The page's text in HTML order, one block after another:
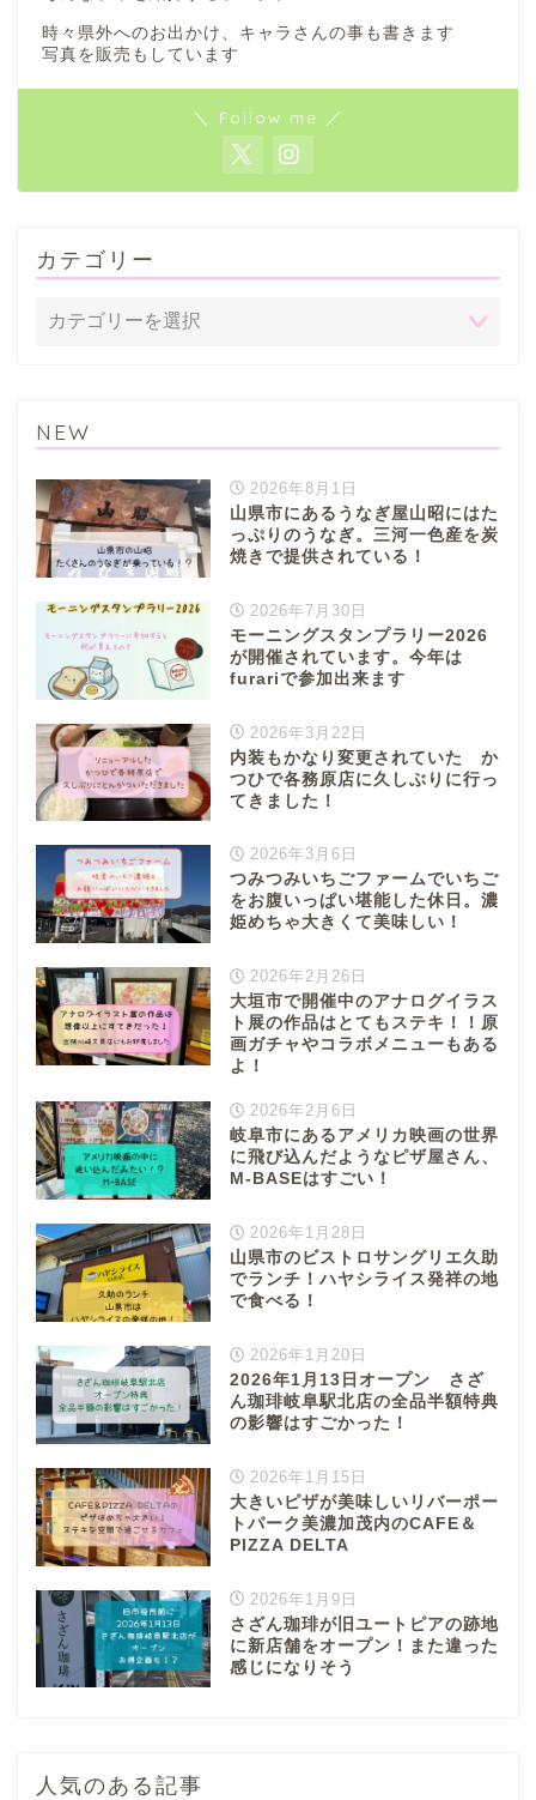
時々県外へのお出かけ、キャラさんの事も書きます
写真を販売もしています
＼ Follow me ／
カテゴリー
NEW
2026年8月1日
山県市にあるうなぎ屋山昭にはた
っぷりのうなぎ。三河一色産を炭
焼きで提供されている！
2026年7月30日
モーニングスタンプラリー2026
が開催されています。今年は
furariで参加出来ます
2026年3月22日
内装もかなり変更されていた か
つひで各務原店に久しぶりに行っ
てきました！
2026年3月6日
つみつみいちごファームでいちご
をお腹いっぱい堪能した休日。濃
姫めちゃ大きくて美味しい！
2026年2月26日
大垣市で開催中のアナログイラス
ト展の作品はとてもステキ！！原
画ガチャやコラボメニューもある
よ！
2026年2月6日
岐阜市にあるアメリカ映画の世界
に飛び込んだようなピザ屋さん、
M-BASEはすごい！
2026年1月28日
山県市のビストロサングリエ久助
でランチ！ハヤシライス発祥の地
で食べる！
2026年1月20日
2026年1月13日オープン さざ
ん珈琲岐阜駅北店の全品半額特典
の影響はすごかった！
2026年1月15日
大きいピザが美味しいリバーポー
トパーク美濃加茂内のCAFE＆
PIZZA DELTA
2026年1月9日
さざん珈琲が旧ユートピアの跡地
に新店舗をオープン！また違った
感じになりそう
人気のある記事